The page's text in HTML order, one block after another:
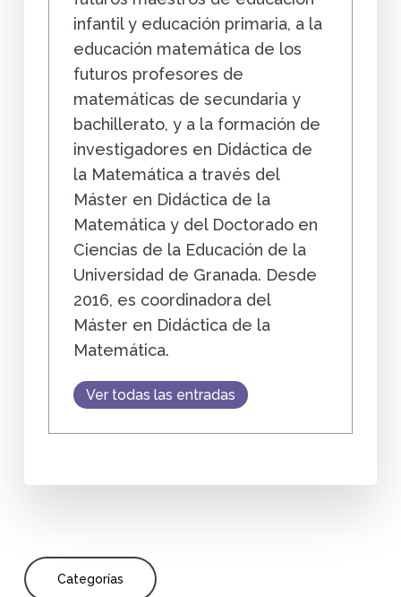
infantil y educación primaria, a la
educación matemática de los
futuros profesores de
matemáticas de secundaria y
bachillerato, y a la formación de
investigadores en Didáctica de
la Matemática a través del
Máster en Didáctica de la
Matemática y del Doctorado en
Ciencias de la Educación de la
Universidad de Granada. Desde
2016, es coordinadora del
Máster en Didáctica de la
Matemática.
Ver todas las entradas
Categorías